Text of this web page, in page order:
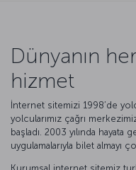
Dünyanın her
hizmet
İnternet sitemizi 1998’de
yolcularımız çağrı
başladı. 2003 yılında
uygulamalarıyla bilet almayı